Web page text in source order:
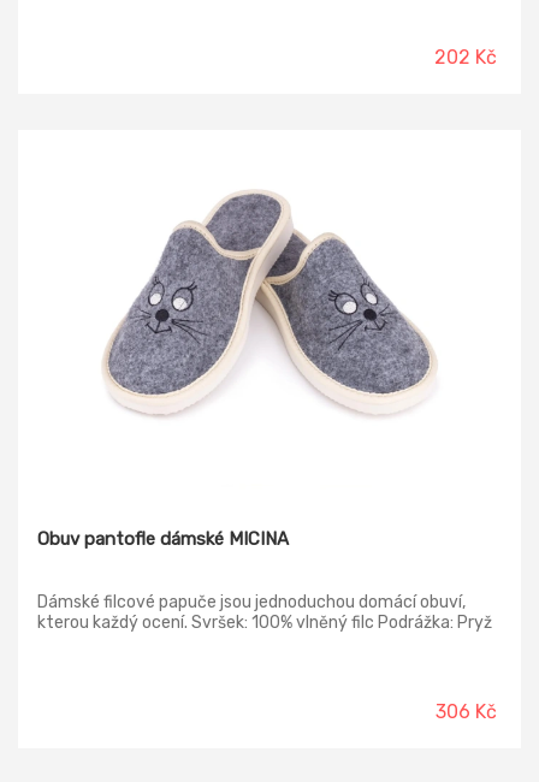
202 Kč
Obuv pantofle dámské MICINA
Dámské filcové papuče jsou jednoduchou domácí obuví,
kterou každý ocení. Svršek: 100% vlněný filc Podrážka: Pryž
306 Kč